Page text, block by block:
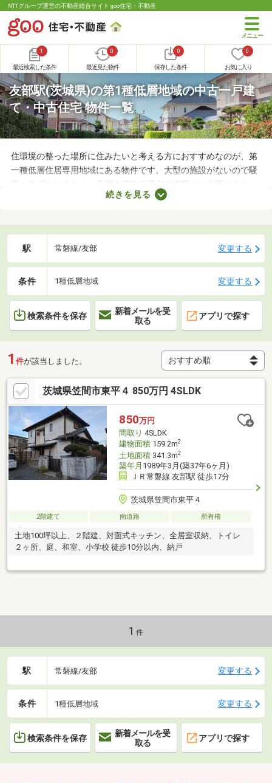
NTTグループ運営の不動産総合サイト goo住宅・不動産
1
最近検索した条件
0
最近見た物件
0
保存した条件
0
お気に入り
友部駅(茨城県)の第1種低層地域の中古一戸建
て・中古住宅 物件一覧
住環境の整った場所に住みたいと考える方におすすめなのが、第
一種低層住居専用地域にある物件です。大型の施設がないので騒
音トラブルが少なく、高層の建物で日光が遮断される恐れがない
ことから、住環境に優れたエリアです。住みやすい土地ではある
も購入費用を抑えられる中古の一戸建てを紹介します。
続きを見る
駅 常磐線/友部 変更する
条件 1種低層地域 変更する
検索条件を保存
新着メールを受
取る
アプリで探す
1 件が該当しました。
茨城県笠間市東平４ 850万円 4SLDK
850万円
間取り 4SLDK
建物面積159.2m2
土地面積341.3m2
築年月 1989年3月(築37年6ヶ月)
ＪＲ常磐線 友部駅 徒歩17分
茨城県笠間市東平４
2階建て 南道路 所有権
土地100坪以上、２階建、対面式キッチン、全居室収納、トイレ
２ヶ所、庭、和室、小学校 徒歩10分以内、納戸
1 件
駅 常磐線/友部 変更する
条件 1種低層地域 変更する
検索条件を保存
新着メールを受
取る
アプリで探す